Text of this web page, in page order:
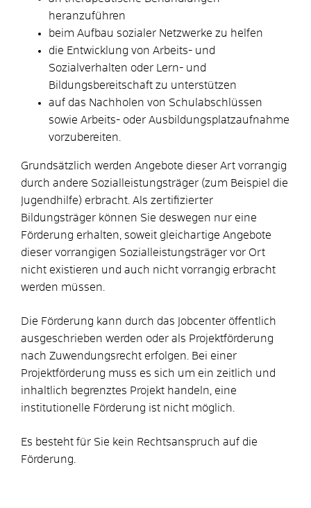
heranzuführen
beim Aufbau sozialer Netzwerke zu helfen
die Entwicklung von Arbeits- und
Sozialverhalten oder Lern- und
Bildungsbereitschaft zu unterstützen
auf das Nachholen von Schulabschlüssen
sowie Arbeits- oder Ausbildungsplatzaufnahme
vorzubereiten.
Grundsätzlich werden Angebote dieser Art vorrangig
durch andere Sozialleistungsträger (zum Beispiel die
Jugendhilfe) erbracht. Als zertifizierter
Bildungsträger können Sie deswegen nur eine
Förderung erhalten, soweit gleichartige Angebote
dieser vorrangigen Sozialleistungsträger vor Ort
nicht existieren und auch nicht vorrangig erbracht
werden müssen.
Die Förderung kann durch das Jobcenter öffentlich
ausgeschrieben werden oder als Projektförderung
nach Zuwendungsrecht erfolgen. Bei einer
Projektförderung muss es sich um ein zeitlich und
inhaltlich begrenztes Projekt handeln, eine
institutionelle Förderung ist nicht möglich.
Es besteht für Sie kein Rechtsanspruch auf die
Förderung.